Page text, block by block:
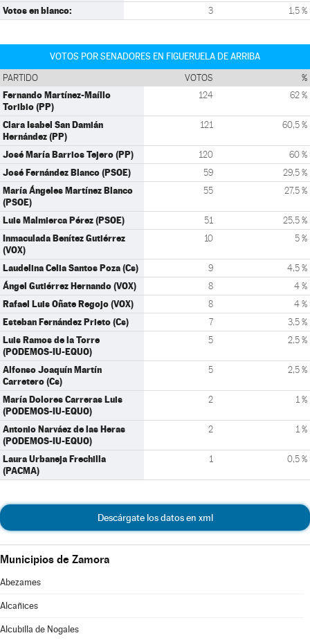
Votos en blanco: 3 1,5 %
VOTOS POR SENADORES EN FIGUERUELA DE ARRIBA
PARTIDO VOTOS %
Fernando Martínez-Maíllo
Toribio (PP)
124 62 %
Clara Isabel San Damián
Hernández (PP)
121 60,5 %
José María Barrios Tejero (PP) 120 60 %
José Fernández Blanco (PSOE) 59 29,5 %
María Ángeles Martínez Blanco
(PSOE)
55 27,5 %
Luis Malmierca Pérez (PSOE) 51 25,5 %
Inmaculada Benítez Gutiérrez
(VOX)
10 5 %
Laudelina Celia Santos Poza (Cs) 9 4,5 %
Ángel Gutiérrez Hernando (VOX) 8 4 %
Rafael Luis Oñate Regojo (VOX) 8 4 %
Esteban Fernández Prieto (Cs) 7 3,5 %
Luis Ramos de la Torre
(PODEMOS-IU-EQUO)
5 2,5 %
Alfonso Joaquín Martín
Carretero (Cs)
5 2,5 %
María Dolores Carreras Luis
(PODEMOS-IU-EQUO)
2 1 %
Antonio Narváez de las Heras
(PODEMOS-IU-EQUO)
2 1 %
Laura Urbaneja Frechilla
(PACMA)
1 0,5 %
Descárgate los datos en xml
Municipios de Zamora
Abezames
Alcañices
Alcubilla de Nogales